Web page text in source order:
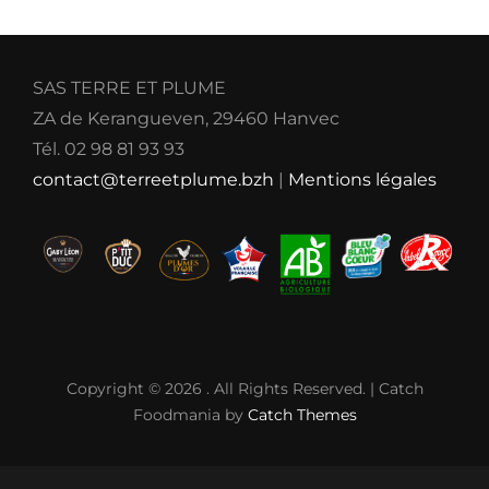
SAS TERRE ET PLUME
ZA de Kerangueven, 29460 Hanvec
Tél. 02 98 81 93 93
contact@terreetplume.bzh | Mentions légales
Copyright © 2026 . All Rights Reserved. | Catch
Foodmania by Catch Themes